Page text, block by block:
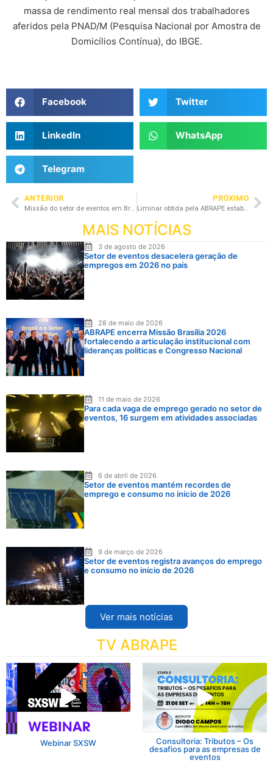
massa de rendimento real mensal dos trabalhadores
aferidos pela PNAD/M (Pesquisa Nacional por Amostra de
Domicílios Contínua), do IBGE.
Facebook Twitter
LinkedIn WhatsApp
Telegram
ANTERIOR
Missão do setor de eventos em Brasília celebra continuidade do PERSE e discute a Reforma Tributária
PRÓXIMO
Liminar obtida pela ABRAPE estabelece que regras para se inscrever no PERSE sejam restritas ao que determina a lei
MAIS NOTÍCIAS
3 de agosto de 2026
Setor de eventos desacelera geração de
empregos em 2026 no país
28 de maio de 2026
ABRAPE encerra Missão Brasília 2026
fortalecendo a articulação institucional com
lideranças políticas e Congresso Nacional
11 de maio de 2026
Para cada vaga de emprego gerado no setor de
eventos, 16 surgem em atividades associadas
6 de abril de 2026
Setor de eventos mantém recordes de
emprego e consumo no início de 2026
9 de março de 2026
Setor de eventos registra avanços do emprego
e consumo no início de 2026
Ver mais notícias
TV ABRAPE
Webinar SXSW
Consultoria: Tributos – Os
desafios para as empresas de
eventos